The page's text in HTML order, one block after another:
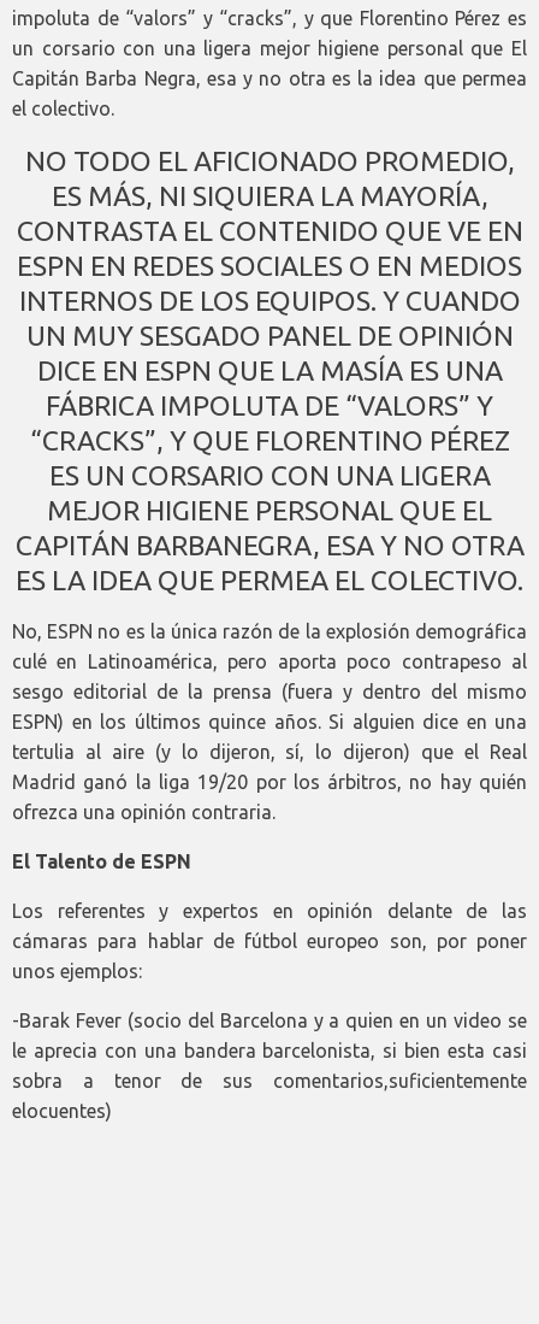
impoluta de “valors” y “cracks”, y que Florentino Pérez es
un corsario con una ligera mejor higiene personal que El
Capitán Barba Negra, esa y no otra es la idea que permea
el colectivo.
NO TODO EL AFICIONADO PROMEDIO,
ES MÁS, NI SIQUIERA LA MAYORÍA,
CONTRASTA EL CONTENIDO QUE VE EN
ESPN EN REDES SOCIALES O EN MEDIOS
INTERNOS DE LOS EQUIPOS. Y CUANDO
UN MUY SESGADO PANEL DE OPINIÓN
DICE EN ESPN QUE LA MASÍA ES UNA
FÁBRICA IMPOLUTA DE “VALORS” Y
“CRACKS”, Y QUE FLORENTINO PÉREZ
ES UN CORSARIO CON UNA LIGERA
MEJOR HIGIENE PERSONAL QUE EL
CAPITÁN BARBANEGRA, ESA Y NO OTRA
ES LA IDEA QUE PERMEA EL COLECTIVO.
No, ESPN no es la única razón de la explosión demográfica
culé en Latinoamérica, pero aporta poco contrapeso al
sesgo editorial de la prensa (fuera y dentro del mismo
ESPN) en los últimos quince años. Si alguien dice en una
tertulia al aire (y lo dijeron, sí, lo dijeron) que el Real
Madrid ganó la liga 19/20 por los árbitros, no hay quién
ofrezca una opinión contraria.
El Talento de ESPN
Los referentes y expertos en opinión delante de las
cámaras para hablar de fútbol europeo son, por poner
unos ejemplos:
-Barak Fever (socio del Barcelona y a quien en un video se
le aprecia con una bandera barcelonista, si bien esta casi
sobra a tenor de sus comentarios,suficientemente
elocuentes)